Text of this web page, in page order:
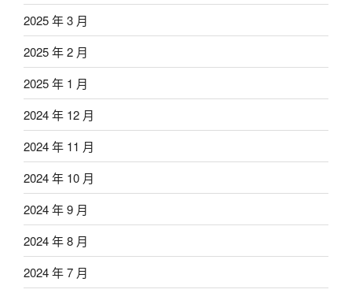
2025 年 3 月
2025 年 2 月
2025 年 1 月
2024 年 12 月
2024 年 11 月
2024 年 10 月
2024 年 9 月
2024 年 8 月
2024 年 7 月